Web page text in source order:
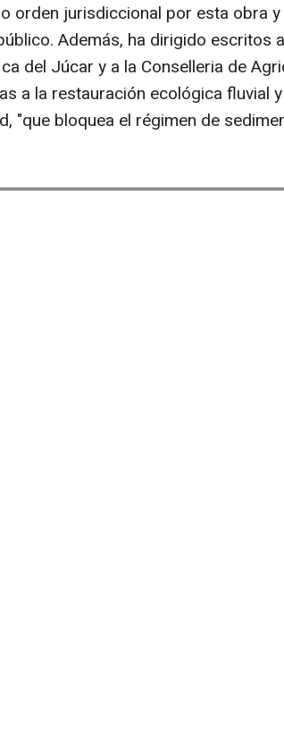
orden jurisdiccional por esta obra
Además, ha dirigido escritos
del Júcar y a la Conselleria de
a la restauración ecológica fluvial
"que bloquea el régimen de